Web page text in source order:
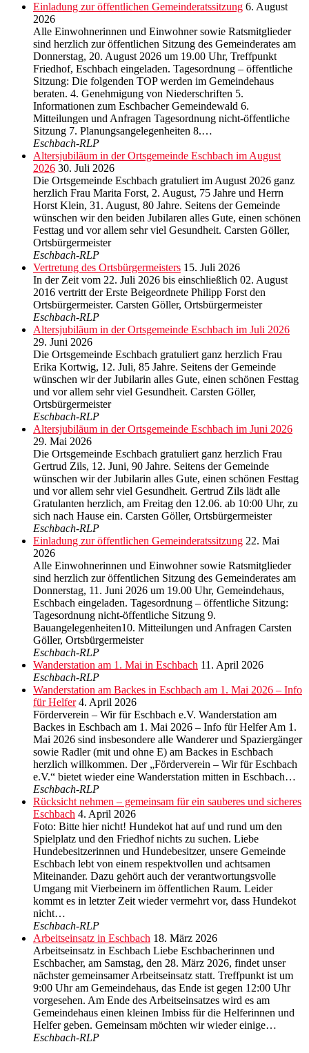
Einladung zur öffentlichen Gemeinderatssitzung 6. August
2026
Alle Einwohnerinnen und Einwohner sowie Ratsmitglieder
sind herzlich zur öffentlichen Sitzung des Gemeinderates am
Donnerstag, 20. August 2026 um 19.00 Uhr, Treffpunkt
Friedhof, Eschbach eingeladen. Tagesordnung – öffentliche
Sitzung: Die folgenden TOP werden im Gemeindehaus
beraten. 4. Genehmigung von Niederschriften 5.
Informationen zum Eschbacher Gemeindewald 6.
Mitteilungen und Anfragen Tagesordnung nicht-öffentliche
Sitzung 7. Planungsangelegenheiten 8.…
Eschbach-RLP
Altersjubiläum in der Ortsgemeinde Eschbach im August
2026 30. Juli 2026
Die Ortsgemeinde Eschbach gratuliert im August 2026 ganz
herzlich Frau Marita Forst, 2. August, 75 Jahre und Herrn
Horst Klein, 31. August, 80 Jahre. Seitens der Gemeinde
wünschen wir den beiden Jubilaren alles Gute, einen schönen
Festtag und vor allem sehr viel Gesundheit. Carsten Göller,
Ortsbürgermeister
Eschbach-RLP
Vertretung des Ortsbürgermeisters 15. Juli 2026
In der Zeit vom 22. Juli 2026 bis einschließlich 02. August
2016 vertritt der Erste Beigeordnete Philipp Forst den
Ortsbürgermeister. Carsten Göller, Ortsbürgermeister
Eschbach-RLP
Altersjubiläum in der Ortsgemeinde Eschbach im Juli 2026
29. Juni 2026
Die Ortsgemeinde Eschbach gratuliert ganz herzlich Frau
Erika Kortwig, 12. Juli, 85 Jahre. Seitens der Gemeinde
wünschen wir der Jubilarin alles Gute, einen schönen Festtag
und vor allem sehr viel Gesundheit. Carsten Göller,
Ortsbürgermeister
Eschbach-RLP
Altersjubiläum in der Ortsgemeinde Eschbach im Juni 2026
29. Mai 2026
Die Ortsgemeinde Eschbach gratuliert ganz herzlich Frau
Gertrud Zils, 12. Juni, 90 Jahre. Seitens der Gemeinde
wünschen wir der Jubilarin alles Gute, einen schönen Festtag
und vor allem sehr viel Gesundheit. Gertrud Zils lädt alle
Gratulanten herzlich, am Freitag den 12.06. ab 10:00 Uhr, zu
sich nach Hause ein. Carsten Göller, Ortsbürgermeister
Eschbach-RLP
Einladung zur öffentlichen Gemeinderatssitzung 22. Mai
2026
Alle Einwohnerinnen und Einwohner sowie Ratsmitglieder
sind herzlich zur öffentlichen Sitzung des Gemeinderates am
Donnerstag, 11. Juni 2026 um 19.00 Uhr, Gemeindehaus,
Eschbach eingeladen. Tagesordnung – öffentliche Sitzung:
Tagesordnung nicht-öffentliche Sitzung 9.
Bauangelegenheiten10. Mitteilungen und Anfragen Carsten
Göller, Ortsbürgermeister
Eschbach-RLP
Wanderstation am 1. Mai in Eschbach 11. April 2026
Eschbach-RLP
Wanderstation am Backes in Eschbach am 1. Mai 2026 – Info
für Helfer 4. April 2026
Förderverein – Wir für Eschbach e.V. Wanderstation am
Backes in Eschbach am 1. Mai 2026 – Info für Helfer Am 1.
Mai 2026 sind insbesondere alle Wanderer und Spaziergänger
sowie Radler (mit und ohne E) am Backes in Eschbach
herzlich willkommen. Der „Förderverein – Wir für Eschbach
e.V.“ bietet wieder eine Wanderstation mitten in Eschbach…
Eschbach-RLP
Rücksicht nehmen – gemeinsam für ein sauberes und sicheres
Eschbach 4. April 2026
Foto: Bitte hier nicht! Hundekot hat auf und rund um den
Spielplatz und den Friedhof nichts zu suchen. Liebe
Hundebesitzerinnen und Hundebesitzer, unsere Gemeinde
Eschbach lebt von einem respektvollen und achtsamen
Miteinander. Dazu gehört auch der verantwortungsvolle
Umgang mit Vierbeinern im öffentlichen Raum. Leider
kommt es in letzter Zeit wieder vermehrt vor, dass Hundekot
nicht…
Eschbach-RLP
Arbeitseinsatz in Eschbach 18. März 2026
Arbeitseinsatz in Eschbach Liebe Eschbacherinnen und
Eschbacher, am Samstag, den 28. März 2026, findet unser
nächster gemeinsamer Arbeitseinsatz statt. Treffpunkt ist um
9:00 Uhr am Gemeindehaus, das Ende ist gegen 12:00 Uhr
vorgesehen. Am Ende des Arbeitseinsatzes wird es am
Gemeindehaus einen kleinen Imbiss für die Helferinnen und
Helfer geben. Gemeinsam möchten wir wieder einige…
Eschbach-RLP